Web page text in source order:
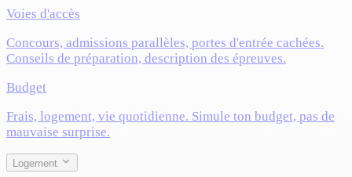
Voies d'accès
Concours, admissions parallèles, portes d'entrée cachées.
Conseils de préparation, description des épreuves.
Budget
Frais, logement, vie quotidienne. Simule ton budget, pas de
mauvaise surprise.
Logement